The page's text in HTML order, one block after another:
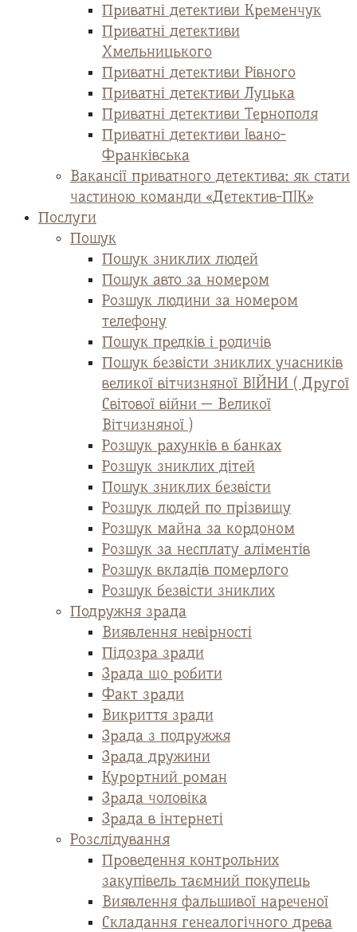
Приватні детективи Кременчук
Приватні детективи
Хмельницького
Приватні детективи Рівного
Приватні детективи Луцька
Приватні детективи Тернополя
Приватні детективи Івано-
Франківська
Вакансії приватного детектива: як стати
частиною команди «Детектив-ПІК»
Послуги
Пошук
Пошук зниклих людей
Пошук авто за номером
Розшук людини за номером
телефону
Пошук предків і родичів
Пошук безвісти зниклих учасників
великої вітчизняної ВІЙНИ ( Другої
Світової війни — Великої
Вітчизняної )
Розшук рахунків в банках
Розшук зниклих дітей
Пошук зниклих безвісти
Розшук людей по прізвищу
Розшук майна за кордоном
Розшук за несплату аліментів
Розшук вкладів померлого
Розшук безвісти зниклих
Подружня зрада
Виявлення невірності
Підозра зради
Зрада що робити
Факт зради
Викриття зради
Зрада з подружжя
Зрада дружини
Курортний роман
Зрада чоловіка
Зрада в інтернеті
Розслідування
Проведення контрольних
закупівель таємний покупець
Виявлення фальшивої нареченої
Складання генеалогічного древа